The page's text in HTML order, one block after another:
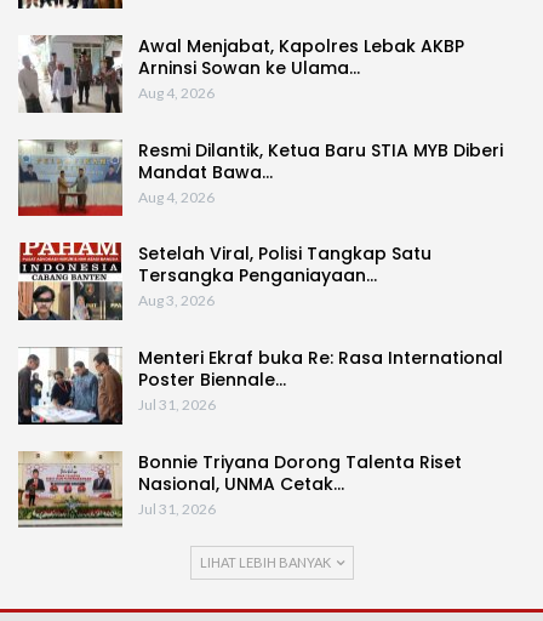
Awal Menjabat, Kapolres Lebak AKBP
Arninsi Sowan ke Ulama…
Aug 4, 2026
Resmi Dilantik, Ketua Baru STIA MYB Diberi
Mandat Bawa…
Aug 4, 2026
Setelah Viral, Polisi Tangkap Satu
Tersangka Penganiayaan…
Aug 3, 2026
Menteri Ekraf buka Re: Rasa International
Poster Biennale…
Jul 31, 2026
Bonnie Triyana Dorong Talenta Riset
Nasional, UNMA Cetak…
Jul 31, 2026
LIHAT LEBIH BANYAK